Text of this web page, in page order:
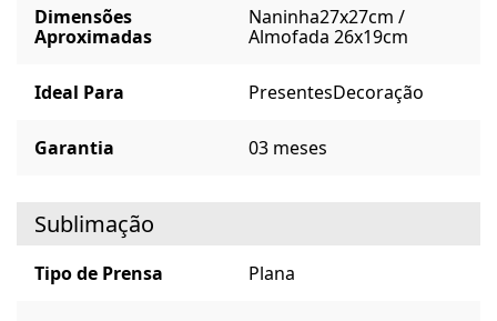
Dimensões
Aproximadas
Naninha27x27cm /
Almofada 26x19cm
Ideal Para PresentesDecoração
Garantia 03 meses
Sublimação
Tipo de Prensa Plana